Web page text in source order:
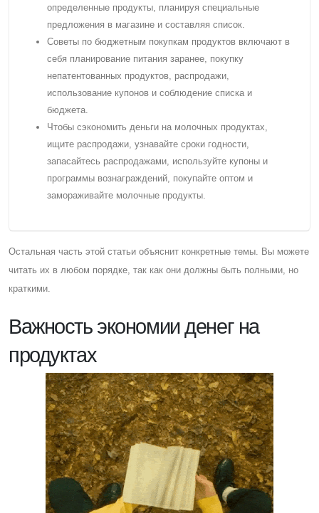
определенные продукты, планируя специальные
предложения в магазине и составляя список.
Cоветы по бюджетным покупкам продуктов включают в
себя планирование питания заранее, покупку
непатентованных продуктов, распродажи,
использование купонов и соблюдение списка и
бюджета.
Чтобы сэкономить деньги на молочных продуктах,
ищите распродажи, узнавайте сроки годности,
запасайтесь распродажами, используйте купоны и
программы вознаграждений, покупайте оптом и
замораживайте молочные продукты.
Остальная часть этой статьи объяснит конкретные темы. Вы можете
читать их в любом порядке, так как они должны быть полными, но
краткими.
Важность экономии денег на
продуктах